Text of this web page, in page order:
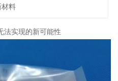
材料
法实现的新可能性